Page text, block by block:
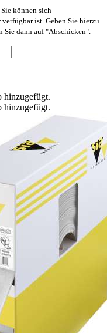
können sich
ist. Geben Sie hierzu
Sie dann auf "Abschicken".
hinzugefügt.
hinzugefügt.